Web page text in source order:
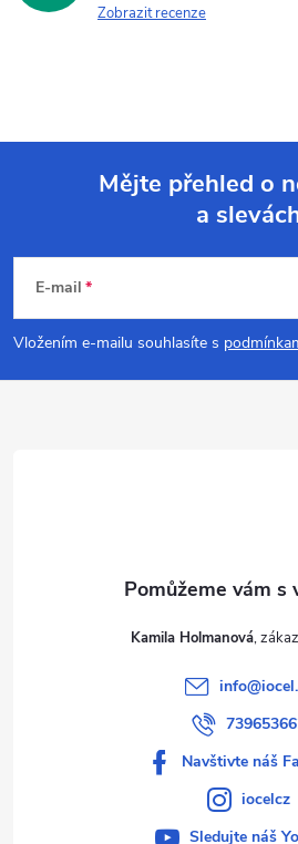
Zobrazit recenze
p
Mějte přehled o
a
E-mail
Vložením e-mailu souhlasíte s
Kamila Holmanová
info@
Navštivte náš
iocelcz
Sledujte náš